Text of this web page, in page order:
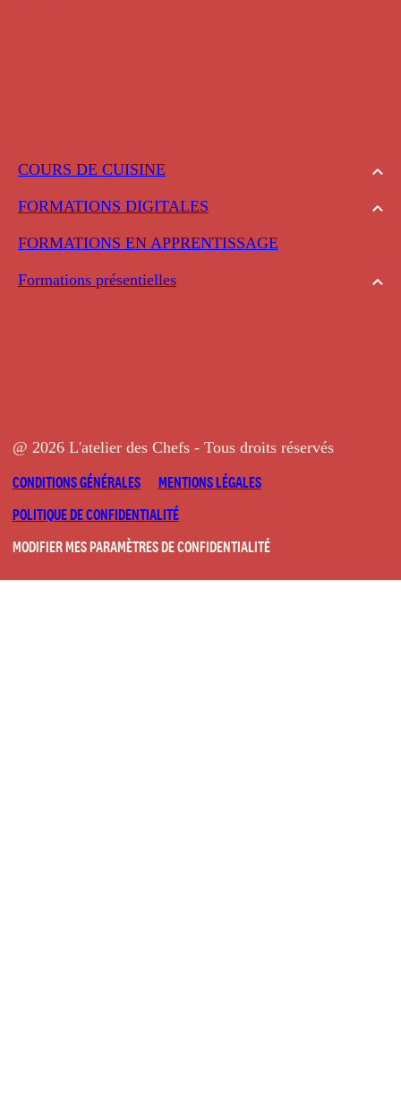
COURS DE CUISINE
FORMATIONS DIGITALES
FORMATIONS EN APPRENTISSAGE
Formations présentielles
@ 2026 L'atelier des Chefs - Tous droits réservés
CONDITIONS GÉNÉRALES
MENTIONS LÉGALES
POLITIQUE DE CONFIDENTIALITÉ
MODIFIER MES PARAMÈTRES DE CONFIDENTIALITÉ